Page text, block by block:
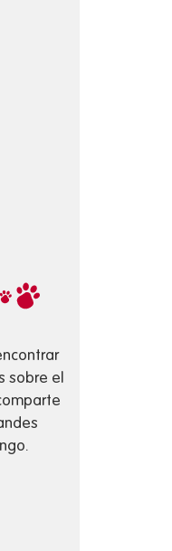
sobre el